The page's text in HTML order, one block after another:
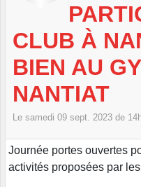
CLUB À
BIEN AU
NANTIAT
Le samedi 09 sept. 2023 de
Journée portes ouvertes
activités proposées par